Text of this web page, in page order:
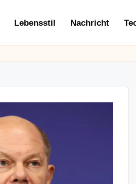
Lebensstil Nachricht